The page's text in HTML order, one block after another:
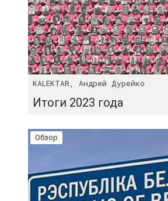
KALEKTAR, Андрей Дурейко
Итоги 2023 года
Обзор